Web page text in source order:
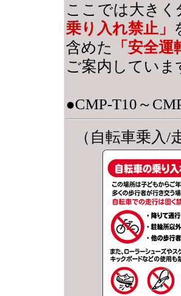
ここでは大き
乗り入れ禁止」
含めた
「安全
ご案内していま
●CMP-T10～
（自転車乗入/